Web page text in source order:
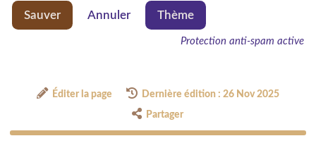
Sauver Annuler Thème
Protection anti-spam active
Éditer la page Dernière édition : 26 Nov 2025
Partager